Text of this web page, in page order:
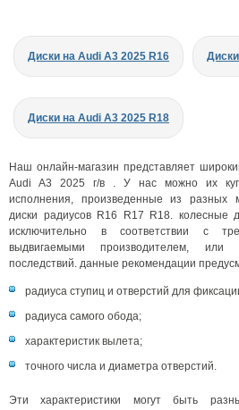
Диски на Audi A3 2025 R16
Диски на Audi A3 2025 R18
Наш онлайн-магазин представляет
Audi A3 2025 г/в . У нас можно их
исполнения, произведенные из разных
диски радиусов R16 R17 R18. колесные
исключительно в соответствии с
выдвигаемыми производителем,
последствий. данные рекомендации
радиуса ступиц и отверстий для
радиуса самого обода;
характеристик вылета;
точного числа и диаметра отверстий.
Эти характеристики могут быть